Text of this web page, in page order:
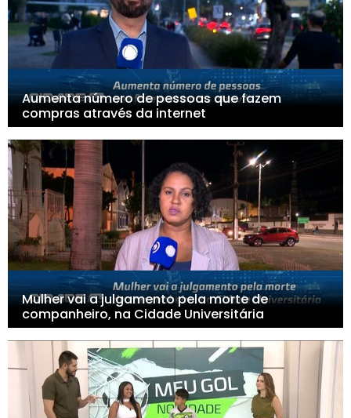
Aumenta número de pessoas que fazem
compras através da internet
Mulher vai a julgamento pela morte de
companheiro, na Cidade Universitária